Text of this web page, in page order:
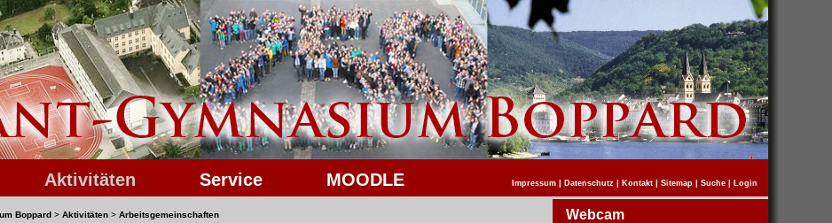
Aktivitäten Service MOODLE Impressum Datenschutz Kontakt Sitemap Suche Login
Webcam
Boppard > Aktivitäten > Arbeitsgemeinschaften